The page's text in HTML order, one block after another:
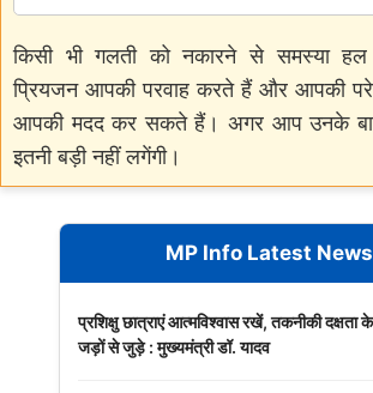
किसी भी गलती को नकारने से समस्या
प्रियजन आपकी परवाह करते हैं और आपकी
आपकी मदद कर सकते हैं। अगर आप उनके
इतनी बड़ी नहीं लगेंगी।
MP Info Latest News
प्रशिक्षु छात्राएं आत्मविश्वास रखें, तकनीकी दक्षता
जड़ों से जुड़े : मुख्यमंत्री डॉ. यादव